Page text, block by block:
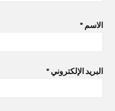
الاسم *
البريد الإلكتروني *